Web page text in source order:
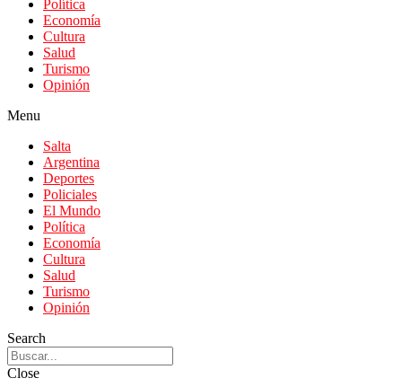
Política
Economía
Cultura
Salud
Turismo
Opinión
Menu
Salta
Argentina
Deportes
Policiales
El Mundo
Política
Economía
Cultura
Salud
Turismo
Opinión
Search
Close